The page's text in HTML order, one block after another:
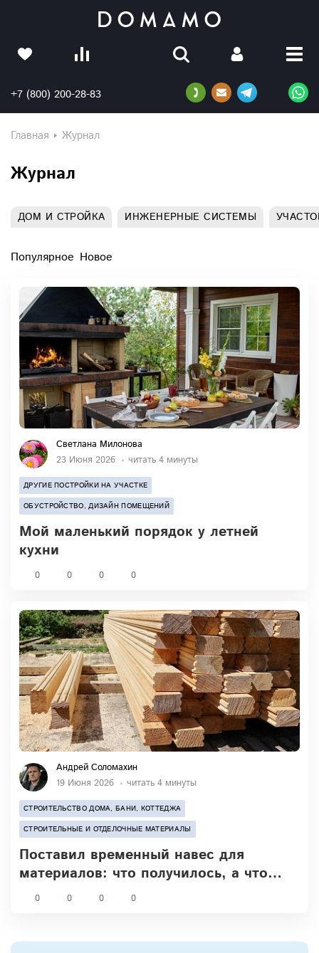
+7 (800) 200-28-83
Главная Журнал
Журнал
ДОМ И СТРОЙКА ИНЖЕНЕРНЫЕ СИСТЕМЫ
Популярное Новое
Светлана Милонова
23 Июня 2026
читать 4 минуты
ДРУГИЕ ПОСТРОЙКИ НА УЧАСТКЕ
ОБУСТРОЙСТВО, ДИЗАЙН ПОМЕЩЕНИЙ
Мой маленький порядок у летней
кухни
0 0 0
0
Андрей Соломахин
19 Июня 2026
читать 4 минуты
СТРОИТЕЛЬСТВО ДОМА, БАНИ, КОТТЕДЖА
СТРОИТЕЛЬНЫЕ И ОТДЕЛОЧНЫЕ МАТЕРИАЛЫ
Поставил временный навес для
материалов: что получилось, а что
чуть не улетело
0 0 0
0